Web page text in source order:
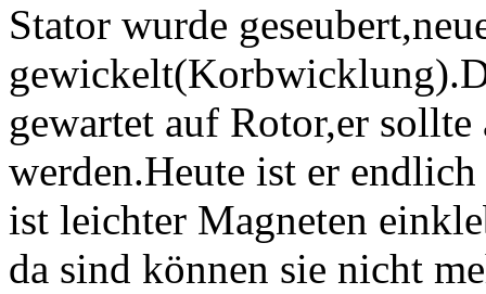
Stator wurde
gewartet auf Rotor,er
werden.Heute ist er
ist leichter Magneten
da sind können sie nicht